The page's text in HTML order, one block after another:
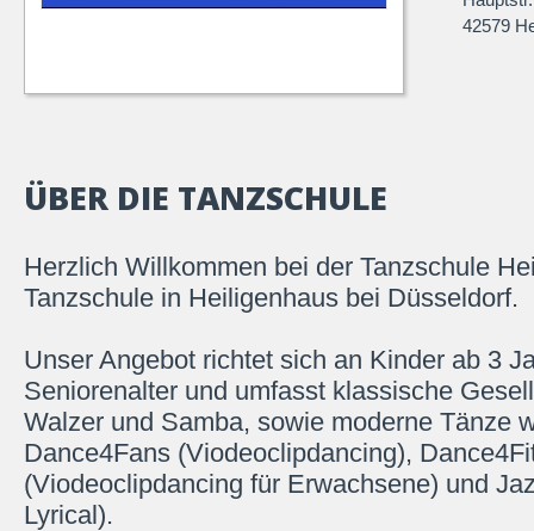
42579
ÜBER DIE TANZSCHULE
Herzlich Willkommen bei der Tanzschule
Tanzschule in Heiligenhaus bei Düsseldorf.
Unser Angebot richtet sich an Kinder ab 3
Seniorenalter und umfasst klassische
Walzer und Samba, sowie moderne Tänze
Dance4Fans (Viodeoclipdancing),
(Viodeoclipdancing für Erwachsene) und
Lyrical).